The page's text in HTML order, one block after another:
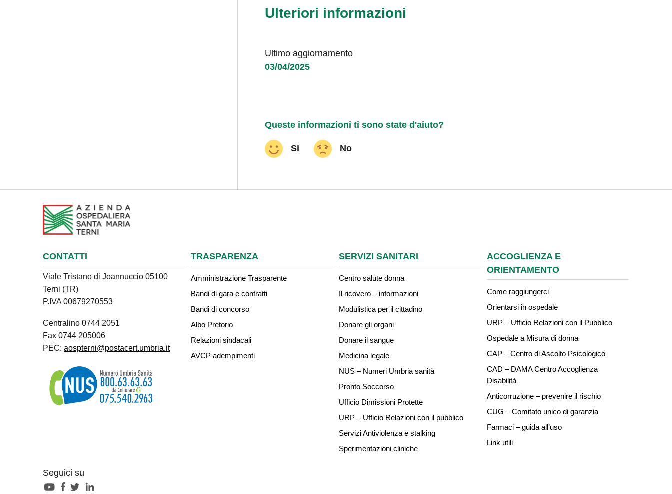
Ulteriori informazioni
Ultimo aggiornamento
03/04/2025
Queste informazioni ti sono state d'aiuto?
Si No
CONTATTI
Viale Tristano di Joannuccio 05100
Terni (TR)
P.IVA 00679270553
Centralino 0744 2051
Fax 0744 205006
PEC: aospterni@postacert.umbria.it
Seguici su
TRASPARENZA
Amministrazione Trasparente
Bandi di gara e contratti
Bandi di concorso
Albo Pretorio
Relazioni sindacali
AVCP adempimenti
SERVIZI SANITARI
Centro salute donna
Il ricovero – informazioni
Modulistica per il cittadino
Donare gli organi
Donare il sangue
Medicina legale
NUS – Numeri Umbria sanità
Pronto Soccorso
Ufficio Dimissioni Protette
URP – Ufficio Relazioni con il pubblico
Servizi Antiviolenza e stalking
Sperimentazioni cliniche
ACCOGLIENZA E
ORIENTAMENTO
Come raggiungerci
Orientarsi in ospedale
URP – Ufficio Relazioni con il Pubblico
Ospedale a Misura di donna
CAP – Centro di Ascolto Psicologico
CAD – DAMA Centro Accoglienza
Disabilità
Anticorruzione – prevenire il rischio
CUG – Comitato unico di garanzia
Farmaci – guida all’uso
Link utili